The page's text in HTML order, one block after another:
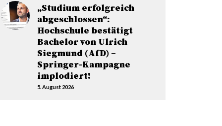
„Studium erfolgreich
abgeschlossen“:
Hochschule bestätigt
Bachelor von Ulrich
Siegmund (AfD) –
Springer-Kampagne
implodiert!
5. August 2026